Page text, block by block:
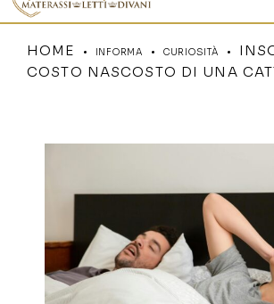
HOME INFORMA CURIOSITÀ
COSTO NASCOSTO DI UNA